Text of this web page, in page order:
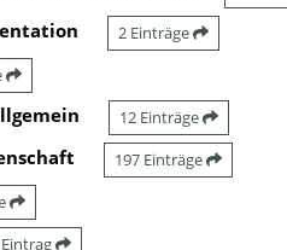
2 Einträge
12 Einträge
197 Einträge